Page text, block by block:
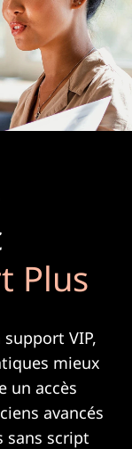
Plus
VIP,
mieux
un accès
avancés
sans script